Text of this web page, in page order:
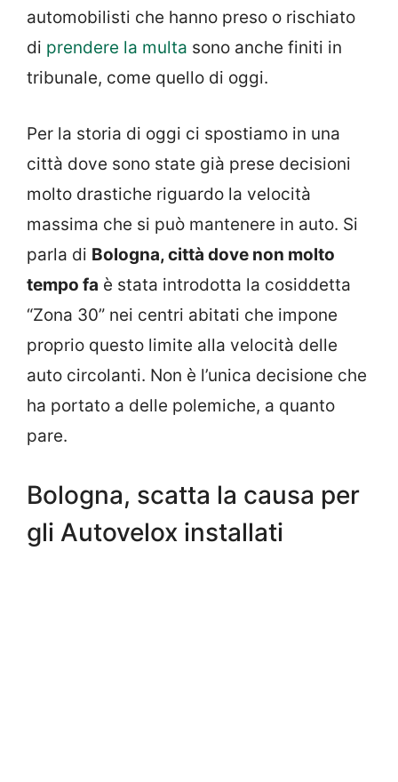
automobilisti che hanno preso o rischiato
di prendere la multa sono anche finiti in
tribunale, come quello di oggi.
Per la storia di oggi ci spostiamo in una
città dove sono state già prese decisioni
molto drastiche riguardo la velocità
massima che si può mantenere in auto. Si
parla di Bologna, città dove non molto
tempo fa è stata introdotta la cosiddetta
“Zona 30” nei centri abitati che impone
proprio questo limite alla velocità delle
auto circolanti. Non è l’unica decisione che
ha portato a delle polemiche, a quanto
pare.
Bologna, scatta la causa per
gli Autovelox installati